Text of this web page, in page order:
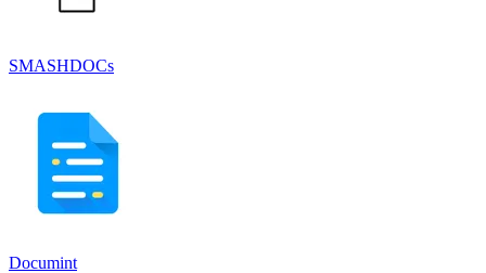
SMASHDOCs
Documint